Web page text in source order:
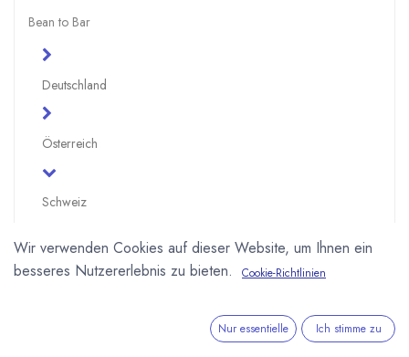
Bean to Bar
Deutschland
Österreich
Schweiz
Chocolat Manufaktur Bamert
Garçoa
Wir verwenden Cookies auf dieser Website, um Ihnen ein
besseres Nutzererlebnis zu bieten.
Cookie-Richtlinien
Nur essentielle Ich stimme zu